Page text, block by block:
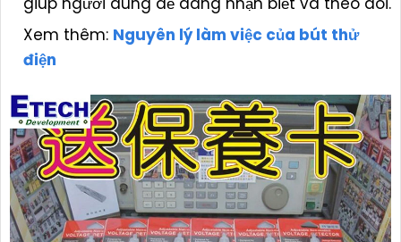
Xem thêm: Nguyên lý làm việc của bút thử
điện